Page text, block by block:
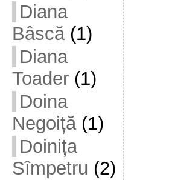
Diana
Bâscă(1)
Diana
Toader(1)
Doina
Negoiță(1)
Doinița
Sîmpetru (2)